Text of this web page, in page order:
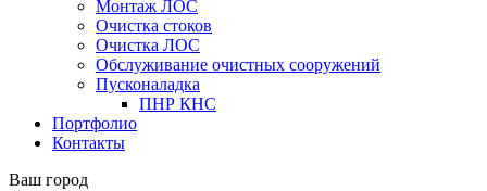
Монтаж ЛОС
Очистка стоков
Очистка ЛОС
Обслуживание очистных сооружений
Пусконаладка
ПНР КНС
Портфолио
Контакты
Ваш город